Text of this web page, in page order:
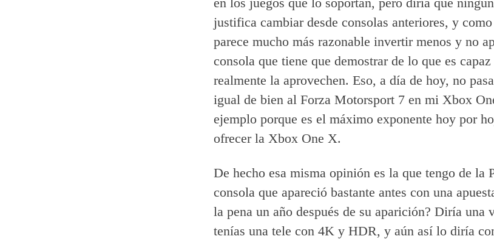
justifica cambiar desde consolas anteriores, y
parece mucho más razonable invertir menos y no
consola que tiene que demostrar de lo que es
realmente la aprovechen. Eso, a día de hoy, no
igual de bien al Forza Motorsport 7 en mi Xbox
ejemplo porque es el máximo exponente hoy por
ofrecer la Xbox One X.
De hecho esa misma opinión es la que tengo de la
consola que apareció bastante antes con una
la pena un año después de su aparición? Diría una
tenías una tele con 4K y HDR, y aún así lo diría